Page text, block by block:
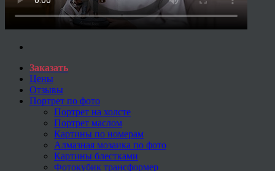
Заказать
Цены
Отзывы
Портрет по фото
Портрет на холсте
Портрет маслом
Картины по номерам
Алмазная мозаика по фото
Картины блестками
Фотокубик трансформер